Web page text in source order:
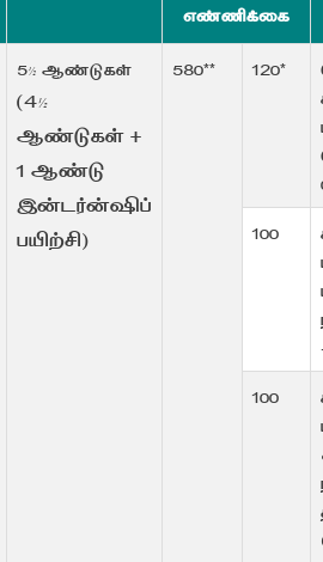
எண்ணிக்கை
5½ ஆண்டுகள்
(4½
ஆண்டுகள் +
1 ஆண்டு
இன்டர்ன்ஷிப்
பயிற்சி)
580** 120*
100
100